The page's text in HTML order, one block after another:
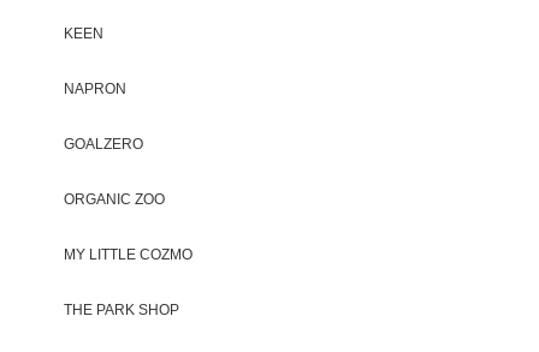
KEEN
NAPRON
GOALZERO
ORGANIC ZOO
MY LITTLE COZMO
THE PARK SHOP